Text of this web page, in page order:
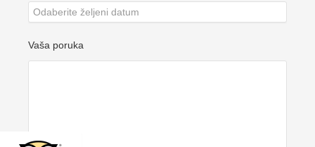
Vaša poruka